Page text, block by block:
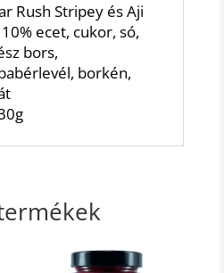
Rush Stripey és Aji
ecet, cukor, só,
bors,
borkén,